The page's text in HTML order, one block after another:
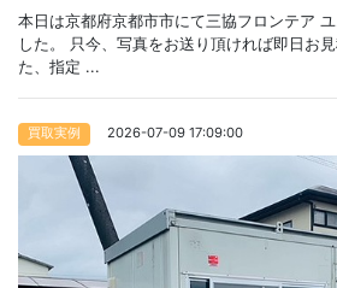
本日は京都府京都市市にて三協フロンテア
した。 只今、写真をお送り頂ければ即日お
た、指定 ...
買取実例 2026-07-09 17:09:00